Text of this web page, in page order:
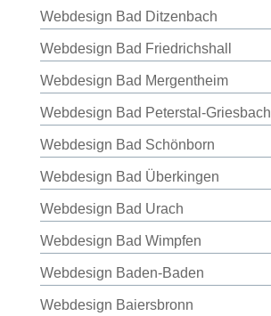
Webdesign Bad Ditzenbach
Webdesign Bad Friedrichshall
Webdesign Bad Mergentheim
Webdesign Bad Peterstal-Griesbach
Webdesign Bad Schönborn
Webdesign Bad Überkingen
Webdesign Bad Urach
Webdesign Bad Wimpfen
Webdesign Baden-Baden
Webdesign Baiersbronn